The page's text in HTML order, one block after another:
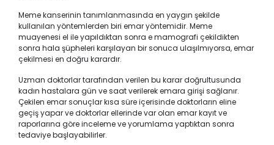
Meme kanserinin tanımlanmasında en yaygın şekilde
kullanılan yöntemlerden biri emar yöntemidir. Meme
muayenesi el ile yapıldıktan sonra e mamografi çekildikten
sonra hala şüpheleri karşılayan bir sonuca ulaşılmıyorsa, emar
çekilmesi en doğru karardır.
Uzman doktorlar tarafından verilen bu karar doğrultusunda
kadın hastalara gün ve saat verilerek emara girişi sağlanır.
Çekilen emar sonuçlar kısa süre içerisinde doktorların eline
geçiş yapar ve doktorlar ellerinde var olan emar kayıt ve
raporlarına göre inceleme ve yorumlama yaptıktan sonra
tedaviye başlayabilirler.